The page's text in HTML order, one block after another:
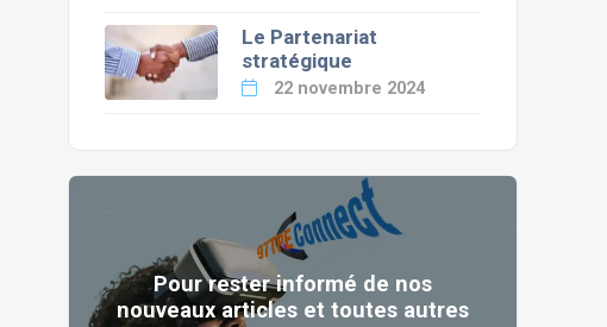
Le Partenariat
stratégique
22 novembre 2024
Pour rester informé de nos
nouveaux articles et toutes autres